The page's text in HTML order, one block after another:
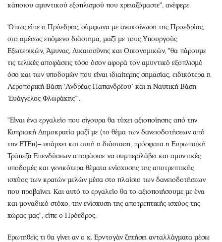
κάποιου αμυντικού εξοπλισμού που χρειαζόμαστε", ανέφερε.
'Οπως είπε ο Πρόεδρος, σύμφωνα με ανακοίνωση της Προεδρίας,
στο αμέσως επόμενο διάστημα, μαζί με τους Υπουργούς
Εξωτερικών, Άμυνας, Δικαιοσύνης και Οικονομικών, "θα πάρουμε
τις τελικές αποφάσεις τόσο όσον αφορά τον αμυντικό εξοπλισμό
όσο και των υποδομών που είναι ιδιαίτερης σημασίας, ειδικότερα η
Αεροπορική Βάση ‘Ανδρέας Παπανδρέου΄ και η Ναυτική Βάση
‘Ευάγγελος Φλωράκης’".
"Είναι ένα εργαλείο που σίγουρα θα τύχει αξιοποίησης από την
Κυπριακή Δημοκρατία μαζί με (το θέμα των δανειοδοτήσεων από
την ΕΤΕπ)– υπάρχει και αυτή η διάσταση, πρόσφατα η Ευρωπαϊκή
Τράπεζα Επενδύσεων αποφάσισε να συμπεριλάβει και αμυντικές
υποδομές και γενικότερα θέματα ενίσχυσης της αποτρεπτικής
ισχύος των κρατών μελών μέσα στο πλαίσιο των δανειοδοτήσεων
που προβαίνει. Και αυτό το εργαλείο θα το αξιοποιήσουμε με ένα
και μοναδικό στόχο, την ενίσχυση της αποτρεπτικής ισχύος της
χώρας μας", είπε ο Πρόεδρος.
Ερωτηθείς τι θα γίνει αν ο κ. Ερντογάν ζητήσει ανταλλάγματα μέσω